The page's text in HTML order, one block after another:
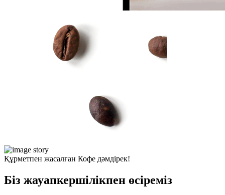
Құрметпен жасалған Кофе дәмдірек!
Біз жауапкершілікпен өсіреміз